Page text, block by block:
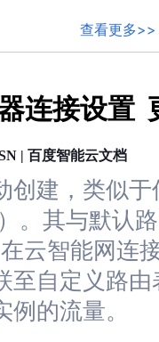
精选Agent
全能AI助手
深度研究Agent
百度AI搜索
稳定、安全、高效、高
百度云手机
查看更多>>
连接设置
| 百度智能云文档
创建，类似于
。其与默认
云智能网连
至自定义路
的流量。